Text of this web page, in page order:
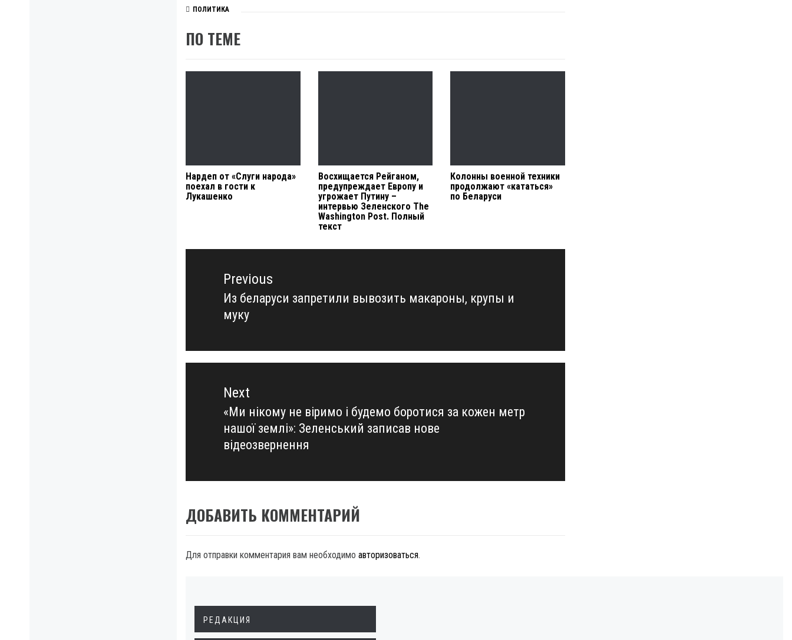
ПОЛИТИКА
ПО ТЕМЕ
Нардеп от «Слуги народа»
поехал в гости к
Лукашенко
Восхищается Рейганом,
предупреждает Европу и
угрожает Путину –
интервью Зеленского The
Washington Post. Полный
текст
Колонны военной техники
продолжают «кататься»
по Беларуси
Навигация
записямPrevious
Previous
post:
Из беларуси запретили вывозить макароны, крупы и
муку
Next
Next
post:
«Ми нікому не віримо і будемо боротися за кожен метр
нашої землі»: Зеленський записав нове
відеозвернення
ДОБАВИТЬ КОММЕНТАРИЙ
Для отправки комментария вам необходимо авторизоваться.
РЕДАКЦИЯ